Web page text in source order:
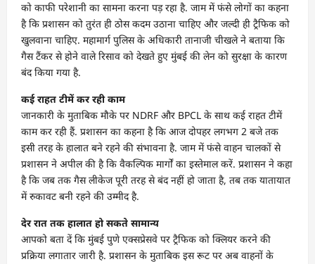
को काफी परेशानी का सामना करना पड़ रहा है. जाम में फंसे लोगों का कहना
है कि प्रशासन को तुरंत ही ठोस कदम उठाना चाहिए और जल्दी ही ट्रैफिक को
खुलवाना चाहिए. महामार्ग पुलिस के अधिकारी तानाजी चीखले ने बताया कि
गैस टैंकर से होने वाले रिसाव को देखते हुए मुंबई की लेन को सुरक्षा के कारण
बंद किया गया है.
कई राहत टीमें कर रही काम
जानकारी के मुताबिक मौके पर NDRF और BPCL के साथ कई राहत टीमें
काम कर रही हैं. प्रशासन का कहना है कि आज दोपहर लगभग 2 बजे तक
इसी तरह के हालात बने रहने की संभावना है. जाम में फंसे वाहन चालकों से
प्रशासन ने अपील की है कि वैकल्पिक मार्गों का इस्तेमाल करें. प्रशासन ने कहा
है कि जब तक गैस लीकेज पूरी तरह से बंद नहीं हो जाता है, तब तक यातायात
में रुकावट बनी रहने की उम्मीद है.
देर रात तक हालात हो सकते सामान्य
आपको बता दें कि मुंबई पुणे एक्सप्रेसवे पर ट्रैफिक को क्लियर करने की
प्रक्रिया लगातार जारी है. प्रशासन के मुताबिक इस रूट पर अब वाहनों के